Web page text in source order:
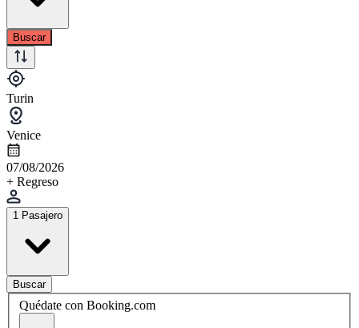
Buscar
Turin
Venice
07/08/2026
+ Regreso
1 Pasajero
Buscar
Quédate con Booking.com